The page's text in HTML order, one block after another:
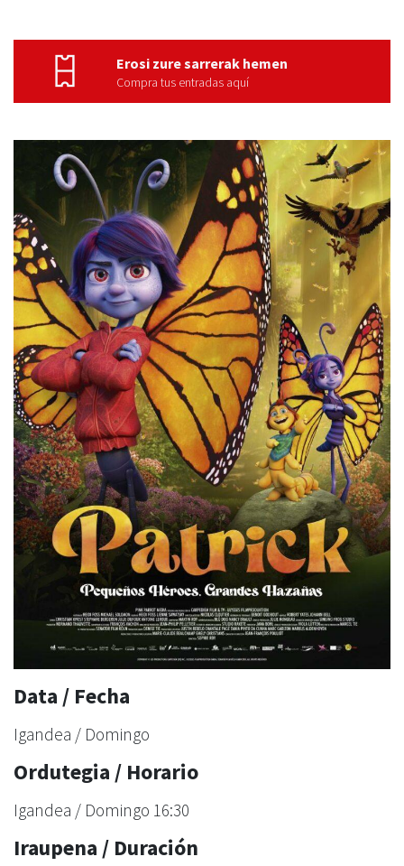
Erosi zure sarrerak hemen
Compra tus entradas aquí
Data / Fecha
Igandea / Domingo
Ordutegia / Horario
Igandea / Domingo 16:30
Iraupena / Duración